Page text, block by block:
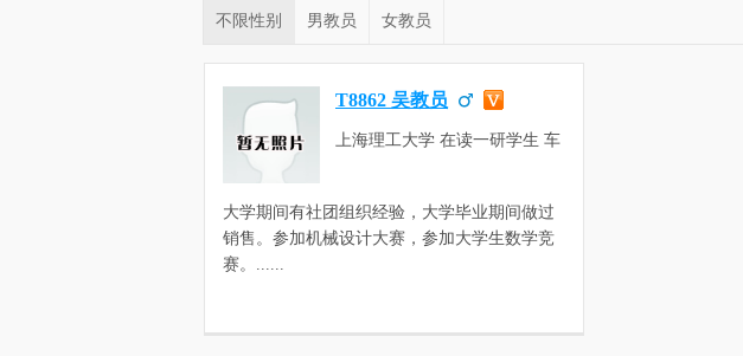
不限性别 男教员 女教员
T8862 吴教员
上海理工大学 在读一研学生 车
大学期间有社团组织经验，大学毕业期间做过
销售。参加机械设计大赛，参加大学生数学竞
赛。......